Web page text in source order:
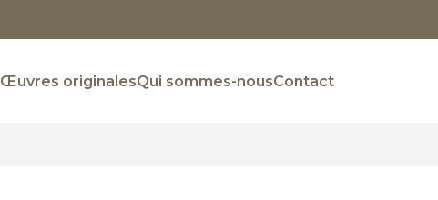
Œuvres originalesQui sommes-nousContact